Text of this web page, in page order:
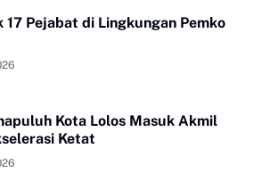
Pejabat di Lingkungan Pemko
Kota Lolos Masuk Akmil
Ketat